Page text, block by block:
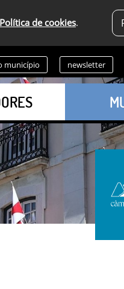
Política de cookies.
município newsletter